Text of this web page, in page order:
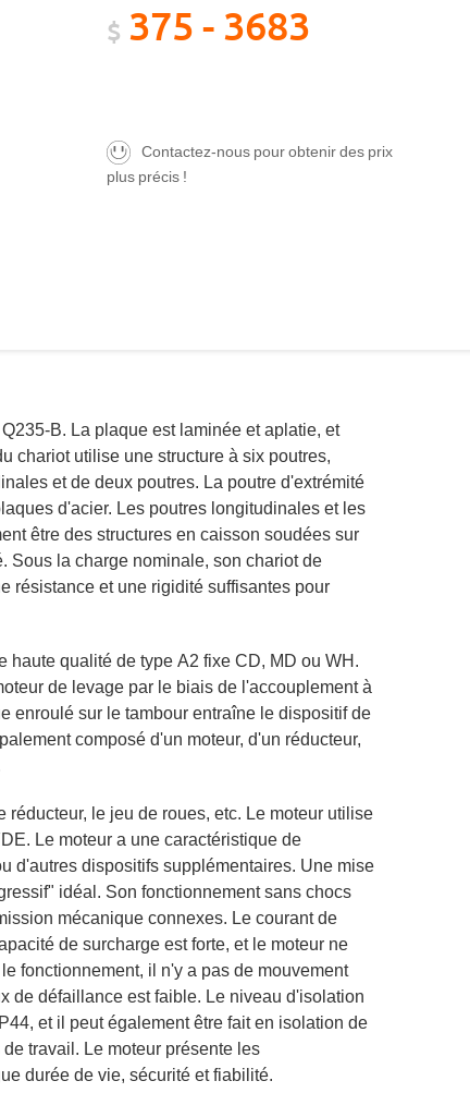
$ 375 - 3683
Contactez-nous pour obtenir des prix
plus précis !
B. La plaque est laminée et aplatie, et
chariot utilise une structure à six poutres,
et de deux poutres. La poutre d'extrémité
d'acier. Les poutres longitudinales et les
être des structures en caisson soudées sur
Sous la charge nominale, son chariot de
résistance et une rigidité suffisantes pour
qualité de type A2 fixe CD, MD ou WH.
de levage par le biais de l'accouplement à
enroulé sur le tambour entraîne le dispositif de
composé d'un moteur, d'un réducteur,
le jeu de roues, etc. Le moteur utilise
Le moteur a une caractéristique de
d'autres dispositifs supplémentaires. Une mise
idéal. Son fonctionnement sans chocs
mécanique connexes. Le courant de
de surcharge est forte, et le moteur ne
fonctionnement, il n'y a pas de mouvement
de défaillance est faible. Le niveau d'isolation
et il peut également être fait en isolation de
travail. Le moteur présente les
durée de vie, sécurité et fiabilité.